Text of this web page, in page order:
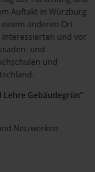
Auftakt in Würzburg
anderen Ort
und vor
und
und
Lehre Gebäudegrün“
Netzwerken